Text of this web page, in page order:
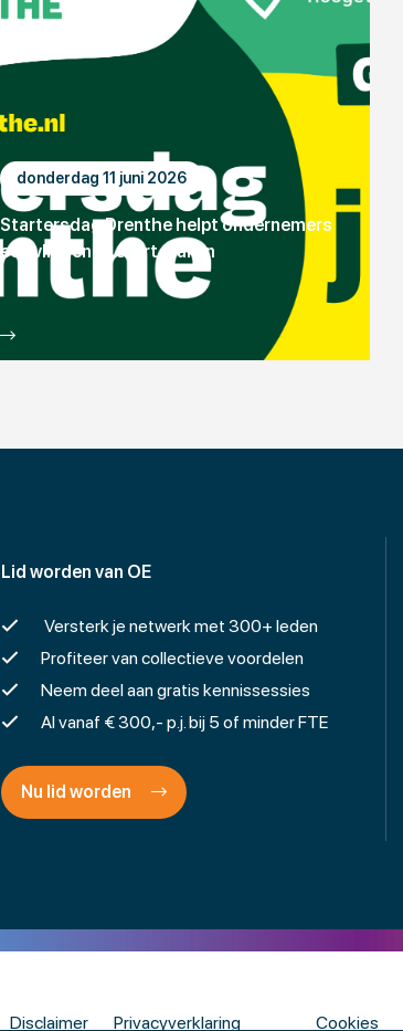
donderdag 11 juni 2026
Startersdag Drenthe helpt ondernemers
een vliegende start maken
Lid worden van OE
Versterk je netwerk met 300+ leden
Profiteer van collectieve voordelen
Neem deel aan gratis kennissessies
Al vanaf € 300,- p.j. bij 5 of minder FTE
Nu lid worden
Disclaimer Privacyverklaring Cookies